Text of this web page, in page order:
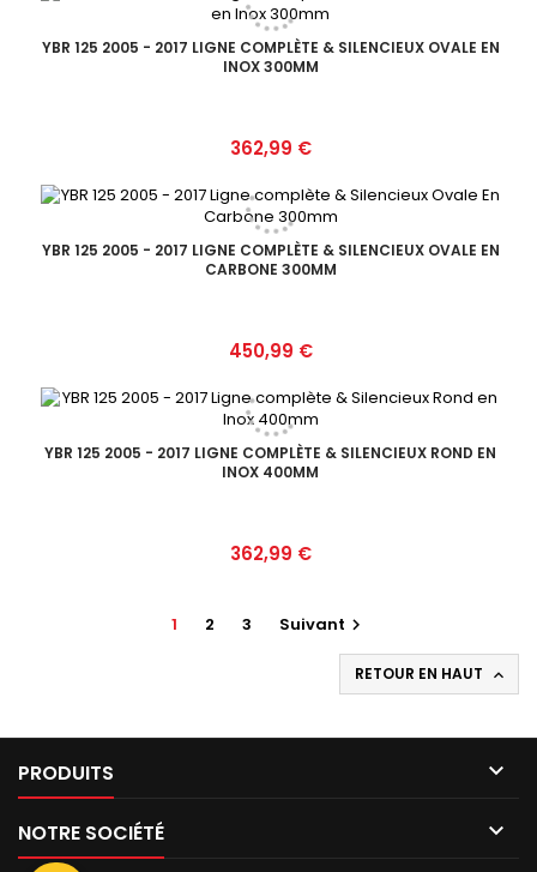
YBR 125 2005 - 2017 LIGNE COMPLÈTE & SILENCIEUX OVALE EN
INOX 300MM
Prix
362,99 €
YBR 125 2005 - 2017 LIGNE COMPLÈTE & SILENCIEUX OVALE EN
CARBONE 300MM
Prix
450,99 €
YBR 125 2005 - 2017 LIGNE COMPLÈTE & SILENCIEUX ROND EN
INOX 400MM
Prix
362,99 €
1 2 3 Suivant 
RETOUR EN HAUT 
PRODUITS 
NOTRE SOCIÉTÉ 